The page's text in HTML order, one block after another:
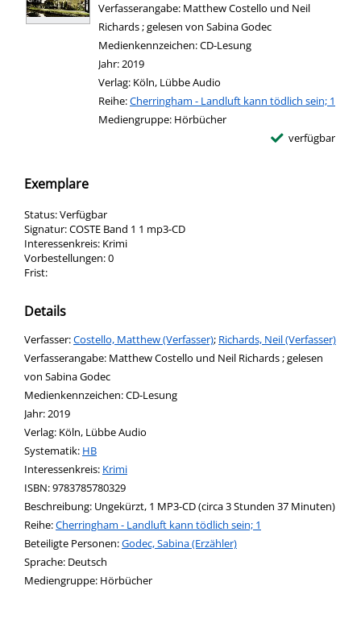
Verfasserangabe: Matthew Costello und Neil
Richards ; gelesen von Sabina Godec
Medienkennzeichen:CD-Lesung
Jahr:2019
Verlag: Köln, Lübbe Audio
Reihe:Cherringham - Landluft kann tödlich sein; 1
Mediengruppe: Hörbücher
verfügbar
Exemplare
Status:Verfügbar
Signatur:COSTE Band 1 1 mp3-CD
Interessenkreis: Krimi
Vorbestellungen:0
Frist:
Details
Verfasser:Suche nach diesem Verfasser
Costello, Matthew (Verfasser); Richards, Neil (Verfasser)
Verfasserangabe: Matthew Costello und Neil Richards ; gelesen
von Sabina Godec
Medienkennzeichen:CD-Lesung
Jahr:2019
Verlag: Köln, Lübbe Audio
opens in new tab
Diesen Link in neuem Tab öffnen
Systematik: Suche nach dieser Systematik
HB
Interessenkreis: Suche nach diesem Interessenskreis
Krimi
ISBN:9783785780329
Beschreibung: Ungekürzt, 1 MP3-CD (circa 3 Stunden 37 Minuten)
Reihe:Cherringham - Landluft kann tödlich sein; 1
Beteiligte Personen:Suche nach dieser Beteiligten Person
Godec, Sabina (Erzähler)
Sprache: Deutsch
Mediengruppe: Hörbücher